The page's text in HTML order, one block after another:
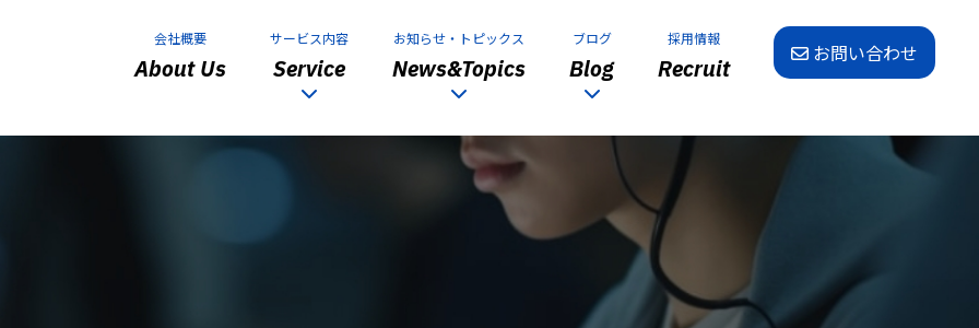
会社概要
About Us
サービス内容
Service
お知らせ・トピックス
News&Topics
ブログ
Blog
採用情報
Recruit
お問い合わせ